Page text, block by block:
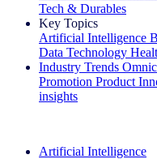
Tech & Durables
Key Topics
Artificial Intelligence
Data Technology
Industry Trends
Promotion Product
insights
Artificial Intelligence